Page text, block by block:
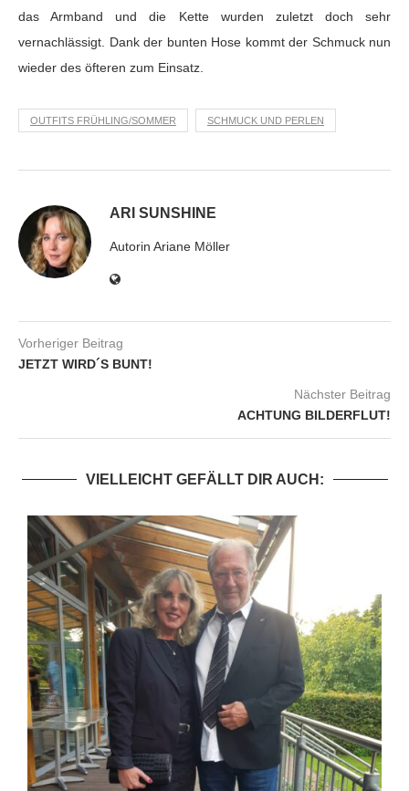
das Armband und die Kette wurden zuletzt doch sehr
vernachlässigt. Dank der bunten Hose kommt der Schmuck nun
wieder des öfteren zum Einsatz.
OUTFITS FRÜHLING/SOMMER SCHMUCK UND PERLEN
ARI SUNSHINE
Autorin Ariane Möller
Vorheriger Beitrag
JETZT WIRD´S BUNT!
Nächster Beitrag
ACHTUNG BILDERFLUT!
VIELLEICHT GEFÄLLT DIR AUCH: